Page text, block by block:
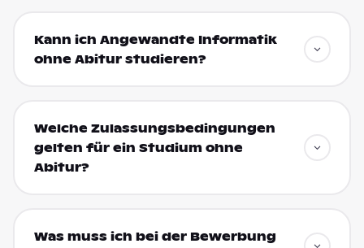
Kann ich Angewandte Informatik
ohne Abitur studieren?
Welche Zulassungsbedingungen
gelten für ein Studium ohne
Abitur?
Was muss ich bei der Bewerbung